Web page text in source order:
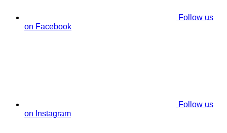
Follow us
on Facebook
Follow us
on Instagram